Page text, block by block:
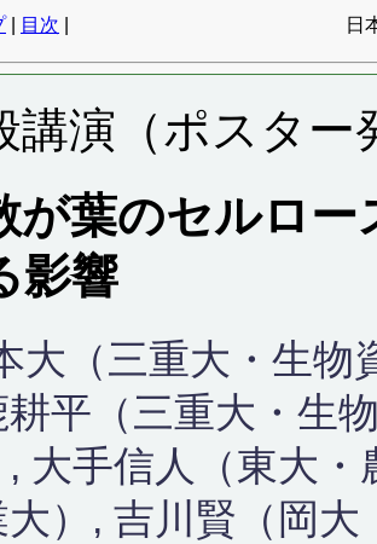
| 目次 日
講演（ポスター
が葉のセルロー
影響
大（三重大・生物
平（三重大・生
, 大手信人（東大
大）, 吉川賢（岡大